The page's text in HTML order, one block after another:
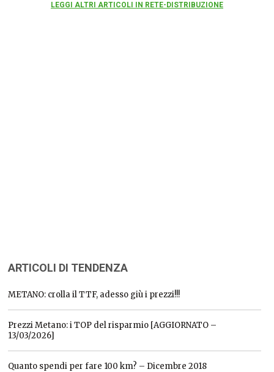
LEGGI ALTRI ARTICOLI IN RETE-DISTRIBUZIONE
ARTICOLI DI TENDENZA
METANO: crolla il TTF, adesso giù i prezzi!!!
Prezzi Metano: i TOP del risparmio [AGGIORNATO –
13/03/2026]
Quanto spendi per fare 100 km? – Dicembre 2018